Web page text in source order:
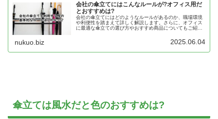
会社の傘立てにはこんなルールが?オフィス用だ
とおすすめは?
会社の傘立てにはどのようなルールがあるのか、職場環境
や利便性を踏まえて詳しく解説します。さらに、オフィス
に最適な傘立ての選び方やおすすめ商品についてもご紹
nukuo.biz 2025.06.04
傘立ては風水だと色のおすすめは?